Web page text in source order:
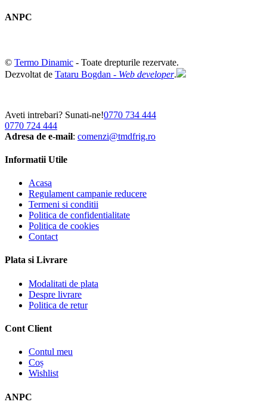
ANPC
© Termo Dinamic - Toate drepturile rezervate.
Dezvoltat de Tataru Bogdan - Web developer.
Aveti intrebari? Sunati-ne!0770 734 444
0770 724 444
Adresa de e-mail: comenzi@tmdfrig.ro
Informatii Utile
Acasa
Regulament campanie reducere
Termeni si conditii
Politica de confidentialitate
Politica de cookies
Contact
Plata si Livrare
Modalitati de plata
Despre livrare
Politica de retur
Cont Client
Contul meu
Coș
Wishlist
ANPC